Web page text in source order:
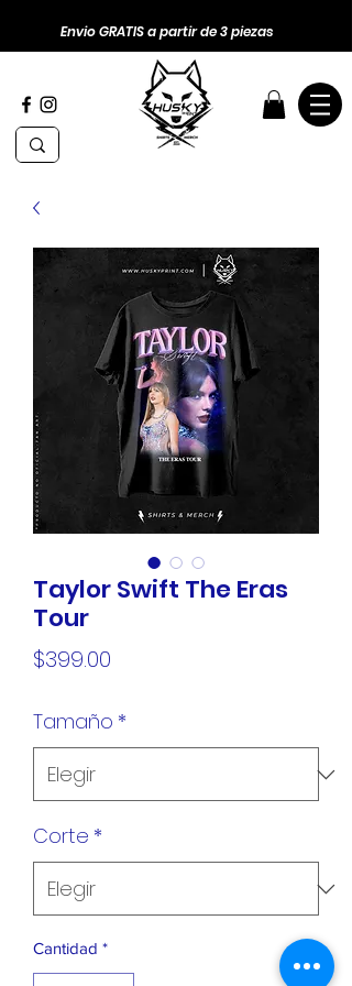
Envio GRATIS a partir de 3 piezas
Taylor Swift The Eras
Tour
$399.00
Tamaño *
Corte *
Cantidad *